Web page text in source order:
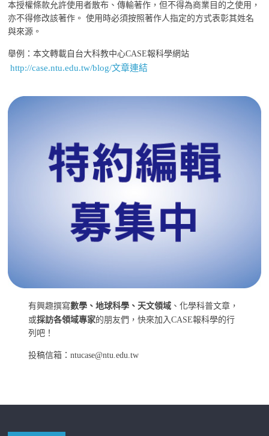
本授權條款允許使用者散布、傳輸著作，但不得為商業目的之使用，
亦不得修改該著作。 使用時必須按照著作人指定的方式表彰其姓名
與來源。
舉例：本文轉載自台大科教中心CASE報科學網站
http://case.ntu.edu.tw/blog/文章連結
有興趣撰寫數學、地球科學、天文領域 、化學科普文章，
或採訪各領域專家的朋友們，快來加入CASE報科學的行
列吧！
投稿信箱：ntucase@ntu.edu.tw